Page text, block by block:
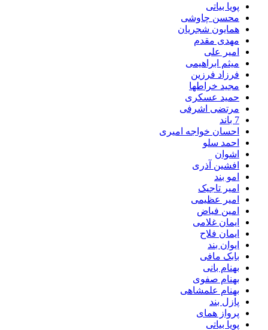
پویا بیاتی
محسن چاوشی
همایون شجریان
مهدی مقدم
امیر علی
میثم ابراهیمی
فرزاد فرزین
مجید خراطها
حمید عسکری
مرتضی اشرفی
7 باند
احسان خواجه امیری
احمد سلو
اشوان
افشین آذری
امو بند
امیر تاجیک
امیر عظیمی
امین فیاض
ایمان غلامی
ایمان فلاح
ایوان بند
بابک مافی
بهنام بانی
بهنام صفوی
بهنام علمشاهی
پازل بند
پرواز همای
پویا بیاتی